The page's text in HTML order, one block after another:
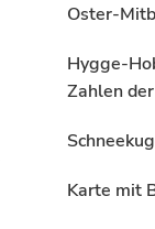
Oster-
Hygge-
Zahlen
Karte mit